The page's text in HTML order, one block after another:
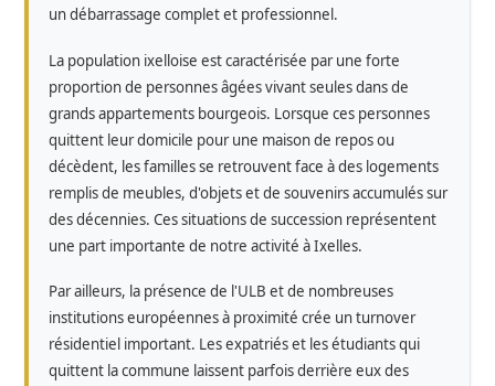
un débarrassage complet et professionnel.
La population ixelloise est caractérisée par une forte
proportion de personnes âgées vivant seules dans de
grands appartements bourgeois. Lorsque ces personnes
quittent leur domicile pour une maison de repos ou
décèdent, les familles se retrouvent face à des logements
remplis de meubles, d'objets et de souvenirs accumulés sur
des décennies. Ces situations de succession représentent
une part importante de notre activité à Ixelles.
Par ailleurs, la présence de l'ULB et de nombreuses
institutions européennes à proximité crée un turnover
résidentiel important. Les expatriés et les étudiants qui
quittent la commune laissent parfois derrière eux des